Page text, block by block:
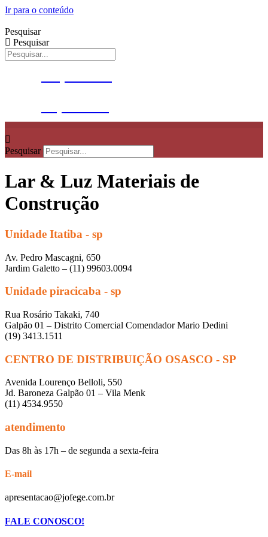
Ir para o conteúdo
Pesquisar
Pesquisar
Pesquisar
Lar & Luz Materiais de
Construção
Unidade Itatiba - sp
Av. Pedro Mascagni, 650
Jardim Galetto – (11) 99603.0094
Unidade piracicaba - sp
Rua Rosário Takaki, 740
Galpão 01 – Distrito Comercial Comendador Mario Dedini
(19) 3413.1511
CENTRO DE DISTRIBUIÇÃO OSASCO - SP
Avenida Lourenço Belloli, 550
Jd. Baroneza Galpão 01 – Vila Menk
(11) 4534.9550
atendimento
Das 8h às 17h – de segunda a sexta-feira
E-mail
apresentacao@jofege.com.br
FALE CONOSCO!